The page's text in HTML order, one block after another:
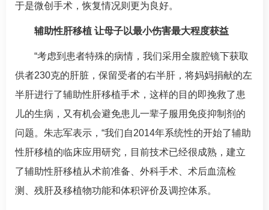
于是微创手术，恢复情况则更为良好。
辅助性肝移植 让母子以最小伤害最大程度获益
“考虑到患者特殊的病情，我们采用全腹腔镜下获取
供者230克的肝脏，保留受者的右半肝，将妈妈捐献的左
半肝进行了辅助性肝移植手术，这样的目的即挽救了患
儿的生病，又有机会避免患儿一辈子服用免疫抑制剂的
问题。 朱志军表示，“我们自2014年系统性的开始了辅助
性肝移植的临床应用研究，目前技术已经很成熟，建立
了辅助性肝移植从术前准备、外科手术、术后血流检
测、残肝及移植物功能和体积评价及调控体系。